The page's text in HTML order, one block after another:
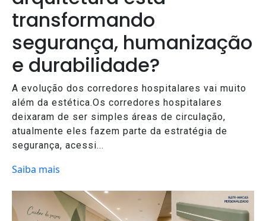
transformando
segurança, humanização
e durabilidade?
A evolução dos corredores hospitalares vai muito
além da estética.Os corredores hospitalares
deixaram de ser simples áreas de circulação,
atualmente eles fazem parte da estratégia de
segurança, acessi...
Saiba mais